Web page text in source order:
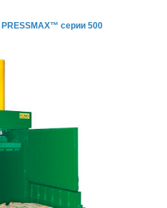
PRESSMAX™ серии 500